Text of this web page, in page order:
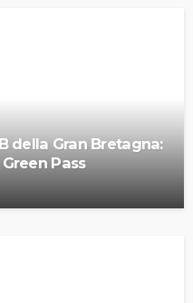
della Gran Bretagna:
Pass